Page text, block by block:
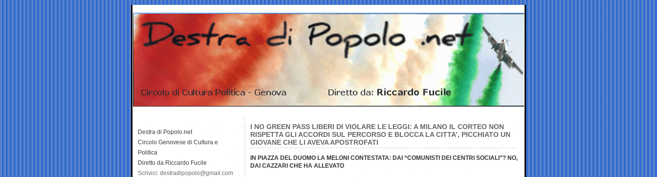
I NO GREEN PASS LIBERI DI VIOLARE LE LEGGI: A MILANO IL CORTEO NON
RISPETTA GLI ACCORDI SUL PERCORSO E BLOCCA LA CITTA’, PICCHIATO UN
GIOVANE CHE LI AVEVA APOSTROFATI
IN PIAZZA DEL DUOMO LA MELONI CONTESTATA: DAI “COMUNISTI DEI CENTRI SOCIALI”? NO,
DAI CAZZARI CHE HA ALLEVATO
Destra di Popolo.net
Circolo Genovese di Cultura e
Politica
Diretto da Riccardo Fucile
Scrivici: destradipopolo@gmail.com